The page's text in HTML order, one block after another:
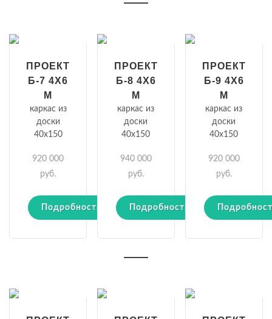
ПРОЕКТ
Б-7 4Х6
М
каркас из
доски
40х150
920 000
руб.
Подробности
ПРОЕКТ
Б-8 4Х6
М
каркас из
доски
40х150
940 000
руб.
Подробности
ПРОЕКТ
Б-9 4Х6
М
каркас из
доски
40х150
920 000
руб.